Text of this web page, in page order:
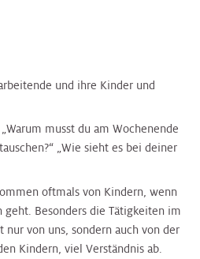
und ihre Kinder und
musst du am Wochenende
„Wie sieht es bei deiner
oftmals von Kindern, wenn
Besonders die Tätigkeiten im
nur von uns, sondern auch von der
Kindern, viel Verständnis ab.